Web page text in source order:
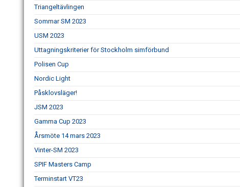
Triangeltävlingen
Sommar SM 2023
USM 2023
Uttagningskriterier för Stockholm simförbund
Polisen Cup
Nordic Light
Påsklovsläger!
JSM 2023
Gamma Cup 2023
Årsmöte 14 mars 2023
Vinter-SM 2023
SPIF Masters Camp
Terminstart VT23